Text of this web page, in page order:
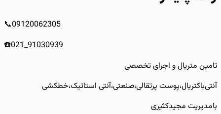
📞09120062305
☎️021_91030939
تامین متریال و اجرای تخصصی
آنتی‌باکتریال،پوست پرتقالی،صنعتی،آنتی استاتیک،خطکشی
بامدیریت مجیدکثیری